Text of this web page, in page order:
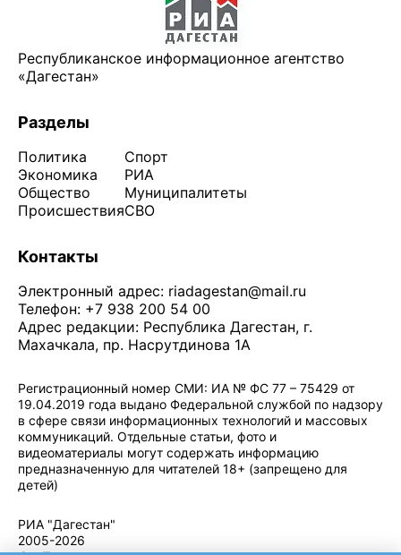
Республиканское информационное агентство
«Дагестан»
Разделы
Политика
Экономика
Общество
Происшествия
Спорт
РИА
Муниципалитеты
СВО
Контакты
Электронный адрес: riadagestan@mail.ru
Телефон: +7 938 200 54 00
Адрес редакции: Республика Дагестан, г.
Махачкала, пр. Насрутдинова 1А
Регистрационный номер СМИ: ИА № ФС 77 – 75429 от
19.04.2019 года выдано Федеральной службой по надзору
в сфере связи информационных технологий и массовых
коммуникаций. Отдельные статьи, фото и
видеоматериалы могут содержать информацию
предназначенную для читателей 18+ (запрещено для
детей)
РИА "Дагестан"
2005-2026